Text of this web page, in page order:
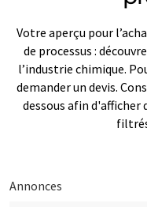
Votre aperçu pour
de processus :
l’industrie chimique.
demander un devis.
dessous afin d'afficher
Annonces